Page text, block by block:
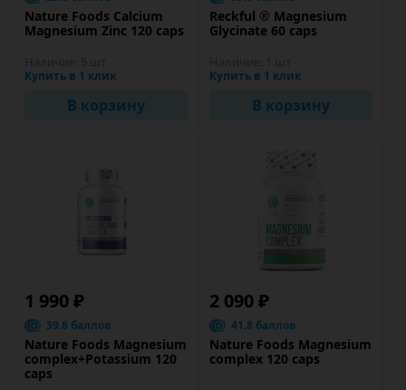
Nature Foods Calсium
Magnesium Zinc 120 caps
Купить в 1 клик
В корзину
Reckful ® Magnesium
Glycinate 60 caps
Купить в 1 клик
В корзину
1 990 ₽
39.8 баллов
Nature Foods Magnesium
complex+Potassium 120
caps
2 090 ₽
41.8 баллов
Nature Foods Magnesium
complex 120 caps